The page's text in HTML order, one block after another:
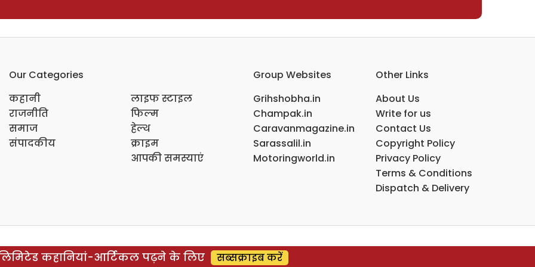
Our Categories
कहानी
राजनीति
समाज
संपादकीय
लाइफ स्टाइल
फिल्म
हेल्थ
क्राइम
आपकी समस्याएं
Group Websites
Grihshobha.in
Champak.in
Caravanmagazine.in
Sarassalil.in
Motoringworld.in
Other Links
About Us
Write for us
Contact Us
Copyright Policy
Privacy Policy
Terms & Conditions
Dispatch & Delivery
कहानियां-आर्टिकल पढ़ने के लिए सब्सक्राइब करें